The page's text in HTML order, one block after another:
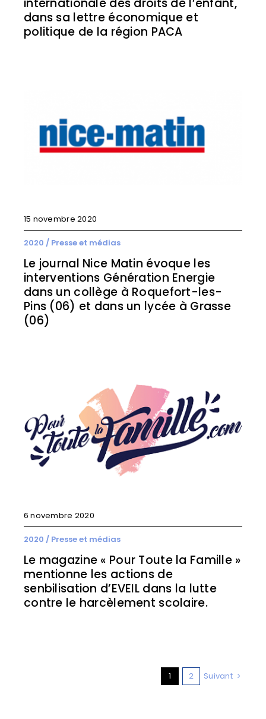
dans sa lettre économique et
politique de la région PACA
15 novembre 2020
2020 / Presse et médias
Le journal Nice Matin évoque les
interventions Génération Energie
dans un collège à Roquefort-les-
Pins (06) et dans un lycée à Grasse
(06)
6 novembre 2020
2020 / Presse et médias
Le magazine « Pour Toute la Famille »
mentionne les actions de
senbilisation d’EVEIL dans la lutte
contre le harcèlement scolaire.
1 2 Suivant